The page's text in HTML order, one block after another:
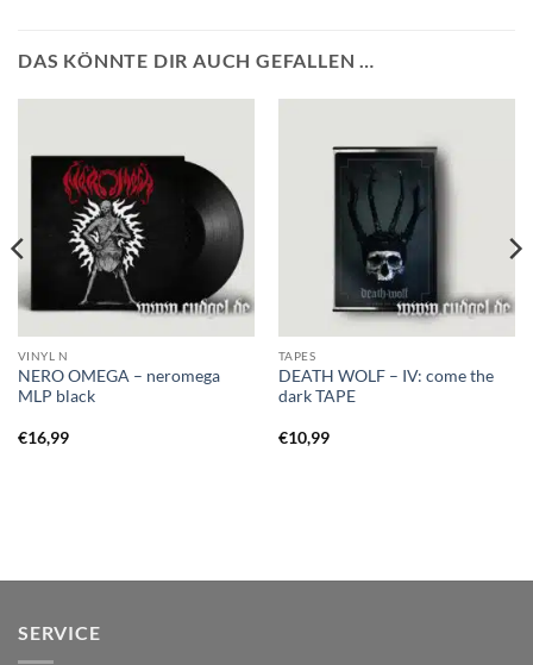
DAS KÖNNTE DIR AUCH GEFALLEN …
VINYL N
NERO OMEGA – neromega
MLP black
€16,99
TAPES
DEATH WOLF – IV: come the
dark TAPE
€10,99
SERVICE